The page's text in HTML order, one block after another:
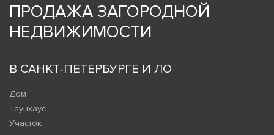
ПРОДАЖА ЗАГОРОДНОЙ
НЕДВИЖИМОСТИ
В САНКТ-ПЕТЕРБУРГЕ И ЛО
Дом
Таунхаус
Участок